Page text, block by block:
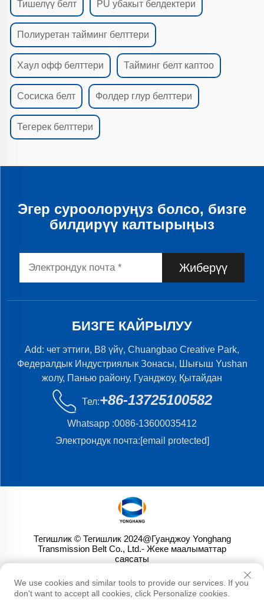
Тишелүү белт PU убакыт белдектери
Полиуретан тайминг белттери
Хаул офф белттери Тайминг белт каптоо
Сосиска белт Фолдер глур белттери
Тегерек белттери
Эгер суроолоруңуз болсо, бизге
билдирүү калтырыңыз
Жиберүү
БИЗГЕ КАЙРЫЛУУ
Add: чет эттиги, B8 үйү, Chuangbao Creative Park,
Федералдык Индустриялык Зонасы, Шығыш Yushan
жолу, Панью району, Гуанджоу, Қытайдан
Тел:+86-13725100582
Whatsapp :0086-13600035412
Электрондук почта:[email protected]
Тегишлик © Тегишлик 2024@Гуанджоу Yonghang
Transmission Belt Co., Ltd.- Жеке маалыматтар
саясаты
We use cookies and similar tools to provide our services. If you
don't want to accept all cookies, click Personalize cookies.